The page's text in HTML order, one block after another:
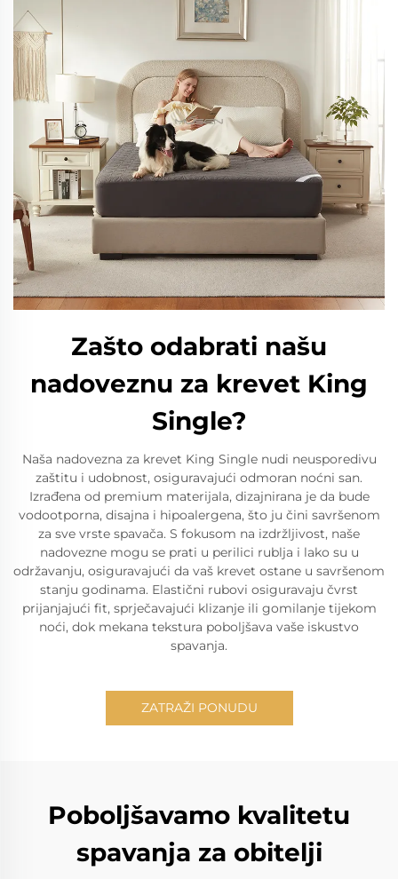
Zašto odabrati našu
nadoveznu za krevet King
Single?
Naša nadovezna za krevet King Single nudi neusporedivu
zaštitu i udobnost, osiguravajući odmoran noćni san.
Izrađena od premium materijala, dizajnirana je da bude
vodootporna, disajna i hipoalergena, što ju čini savršenom
za sve vrste spavača. S fokusom na izdržljivost, naše
nadovezne mogu se prati u perilici rublja i lako su u
održavanju, osiguravajući da vaš krevet ostane u savršenom
stanju godinama. Elastični rubovi osiguravaju čvrst
prijanjajući fit, sprječavajući klizanje ili gomilanje tijekom
noći, dok mekana tekstura poboljšava vaše iskustvo
spavanja.
ZATRAŽI PONUDU
Poboljšavamo kvalitetu
spavanja za obitelji